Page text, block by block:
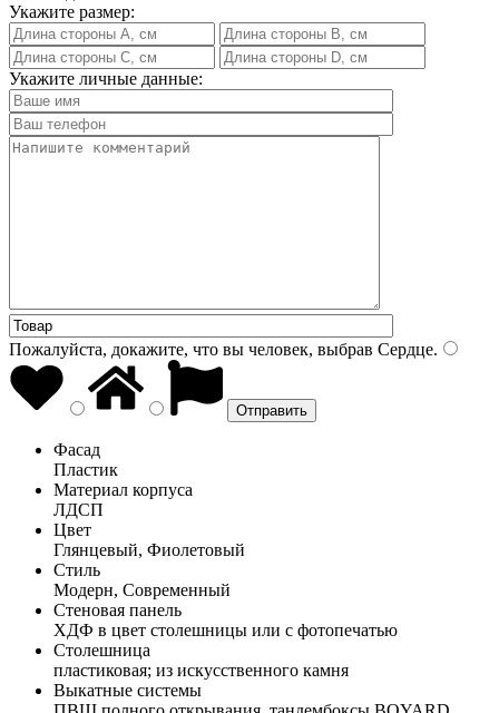
Укажите размер:
Укажите личные данные:
Пожалуйста, докажите, что вы человек, выбрав Сердце.
Фасад
Пластик
Материал корпуса
ЛДСП
Цвет
Глянцевый, Фиолетовый
Стиль
Модерн, Современный
Стеновая панель
ХДФ в цвет столешницы или с фотопечатью
Столешница
пластиковая; из искусственного камня
Выкатные системы